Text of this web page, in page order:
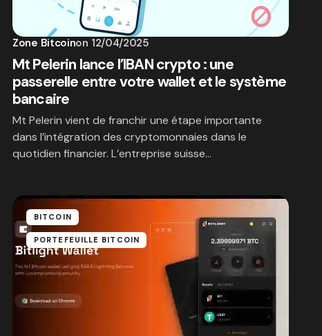
Zone Bitcoinon 12/04/2025
Mt Pelerin lance l’IBAN crypto : une
passerelle entre votre wallet et le système
bancaire
Mt Pelerin vient de franchir une étape importante
dans l’intégration des cryptomonnaies dans le
quotidien financier. L’entreprise suisse…
BITCOIN
PORTEFEUILLE BITCOIN